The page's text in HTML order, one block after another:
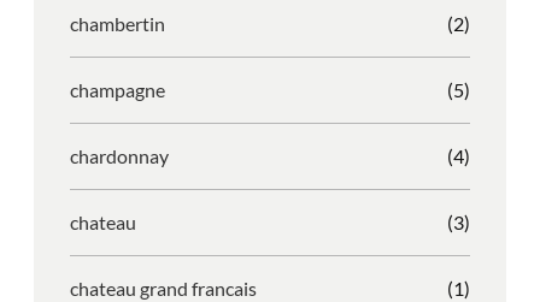
chambertin (2)
champagne (5)
chardonnay (4)
chateau (3)
chateau grand francais (1)